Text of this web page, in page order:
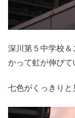
深川第５中学校＆
かって虹が伸びて
七色がくっきりと